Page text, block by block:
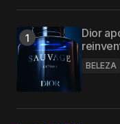
Dior
BELEZA